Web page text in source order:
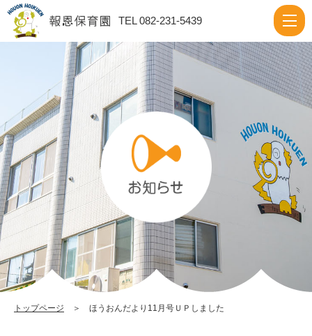
ほ
う
お
ん
だ
り
11
月
号
Ｕ
Ｐ
し
ま
TEL 082-231-5439
トップページ ＞ ほうおんだより11月号ＵＰしました